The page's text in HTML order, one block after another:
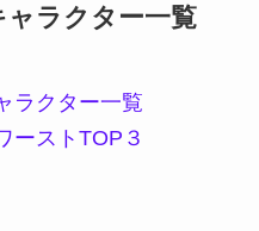
ラクター一覧
ラクター一覧
ーストTOP３